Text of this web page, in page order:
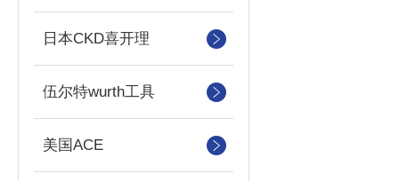
日本CKD喜开理
伍尔特wurth工具
美国ACE